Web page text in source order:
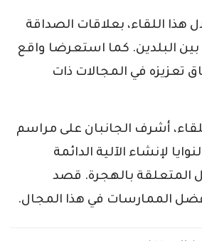
هذا اللقاء، بعلاقات الصداقة
بين البلدين. كما استعرضا واقع
تعزيزه في المجالات ذات
أشرف الجانبان على مراسم
لإنشاء الآلية الدائمة
المتعلقة بالهجرة. قصد
الممارسات في هذا المجال.